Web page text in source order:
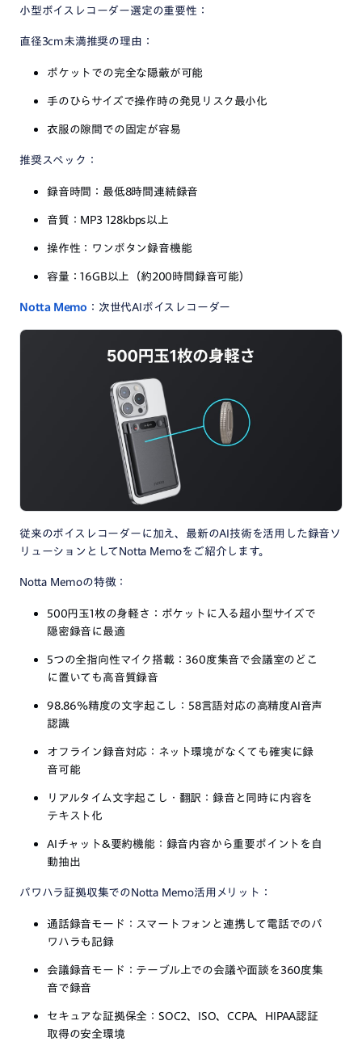
小型ボイスレコーダー選定の重要性：
直径3cm未満推奨の理由：
ポケットでの完全な隠蔽が可能
手のひらサイズで操作時の発見リスク最小化
衣服の隙間での固定が容易
推奨スペック：
録音時間：最低8時間連続録音
音質：MP3 128kbps以上
操作性：ワンボタン録音機能
容量：16GB以上（約200時間録音可能）
Notta Memo ：次世代AIボイスレコーダー
従来のボイスレコーダーに加え、最新のAI技術を活用した録音ソ
リューションとしてNotta Memoをご紹介します。
Notta Memoの特徴：
500円玉1枚の身軽さ：ポケットに入る超小型サイズで
隠密録音に最適
5つの全指向性マイク搭載：360度集音で会議室のどこ
に置いても高音質録音
98.86%精度の文字起こし：58言語対応の高精度AI音声
認識
オフライン録音対応：ネット環境がなくても確実に録
音可能
リアルタイム文字起こし・翻訳：録音と同時に内容を
テキスト化
AIチャット&要約機能：録音内容から重要ポイントを自
動抽出
パワハラ証拠収集でのNotta Memo活用メリット：
通話録音モード：スマートフォンと連携して電話でのパ
ワハラも記録
会議録音モード：テーブル上での会議や面談を360度集
音で録音
セキュアな証拠保全：SOC2、ISO、CCPA、HIPAA認証
取得の安全環境